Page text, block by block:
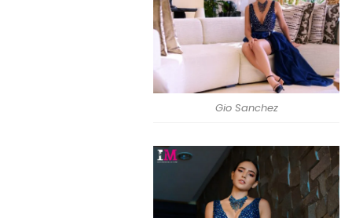
Gio Sanchez